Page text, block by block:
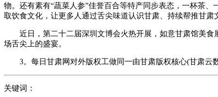
物。还有素有“蔬菜人参”佳誉百合等特产同步表态，一杯茶
取饮食文化，让更多人通过舌尖味道认识甘肃、持续帮推甘肃
近日，第二十二届深圳文博会火热开展，如意甘肃馆美食
场舌尖上的盛宴。
3。每日甘肃网对外版权工做同一由甘肃版权核心(甘肃云
关键词：